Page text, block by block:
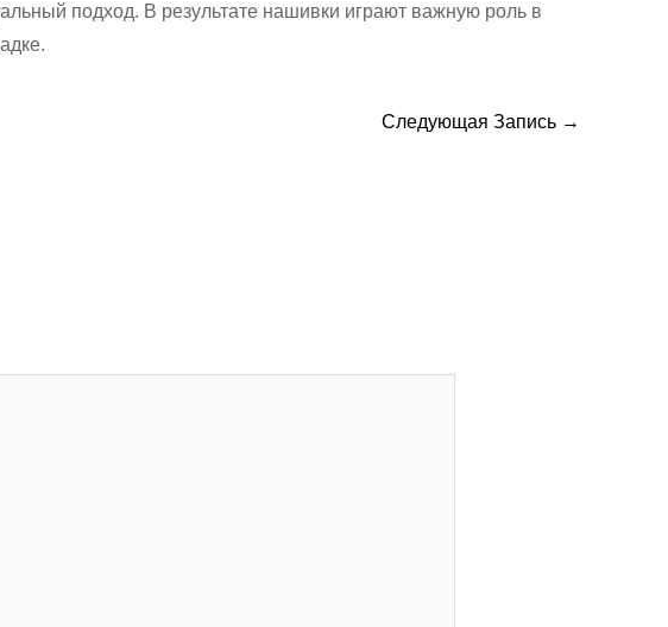
подход. В результате нашивки играют важную роль в
Следующая Запись →